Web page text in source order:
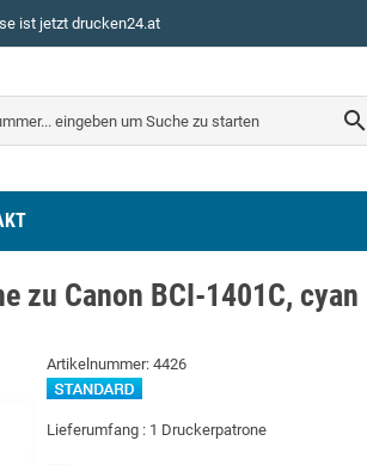
ist jetzt drucken24.at

zu Canon BCI-1401C, cyan
Artikelnummer: 4426
Lieferumfang : 1 Druckerpatrone